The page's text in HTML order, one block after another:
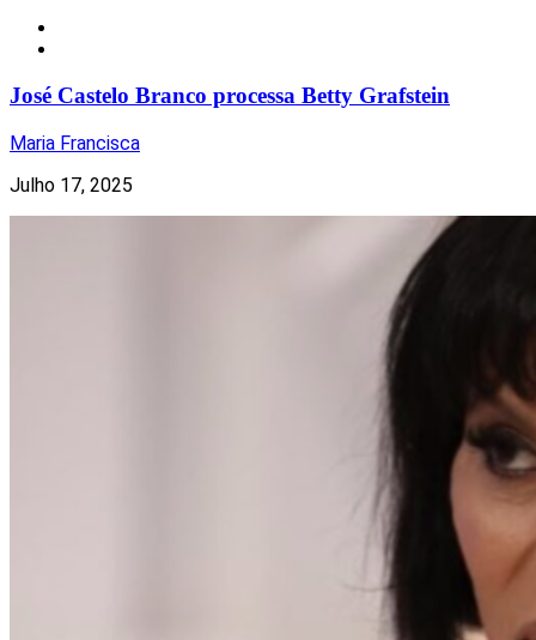
José Castelo Branco processa Betty Grafstein
Maria Francisca
Julho 17, 2025